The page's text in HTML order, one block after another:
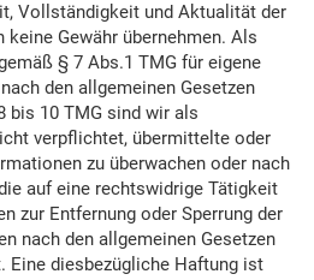
Vollständigkeit und Aktualität der
Gewähr übernehmen. Als
§ 7 Abs.1 TMG für eigene
den allgemeinen Gesetzen
bis 10 TMG sind wir als
verpflichtet, übermittelte oder
zu überwachen oder nach
auf eine rechtswidrige Tätigkeit
zur Entfernung oder Sperrung der
nach den allgemeinen Gesetzen
Eine diesbezügliche Haftung ist